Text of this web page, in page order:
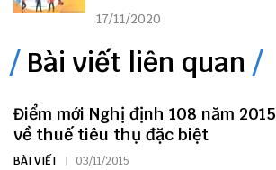
17/11/2020
Bài viết liên quan
Điểm mới Nghị định 108 năm 2015
về thuế tiêu thụ đặc biệt
BÀI VIẾT 03/11/2015